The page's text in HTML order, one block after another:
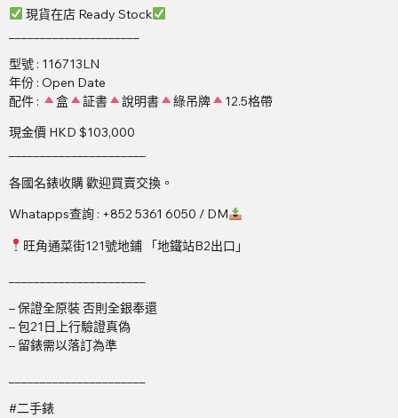
現貨在店 Ready Stock
型號 : 116713LN
年份 : Open Date
配件 :
盒 証書 說明書 綠吊牌
12.5格帶
現金價 HKD $103,000
各國名錶收購 歡迎買賣交換。
Whatapps查詢 : +852 5361 6050 / DM
旺角通菜街121號地鋪 「地鐵站B2出口」
– 保證全原裝 否則全銀奉還
– 包21日上行驗證真偽
– 留錶需以落訂為準
#二手錶